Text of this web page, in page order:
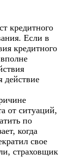
кредитного
Если в
кредитного
действие
от ситуаций,
по
когда
свое
страховщик